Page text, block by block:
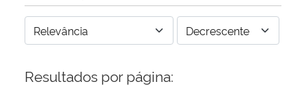
Resultados por página: